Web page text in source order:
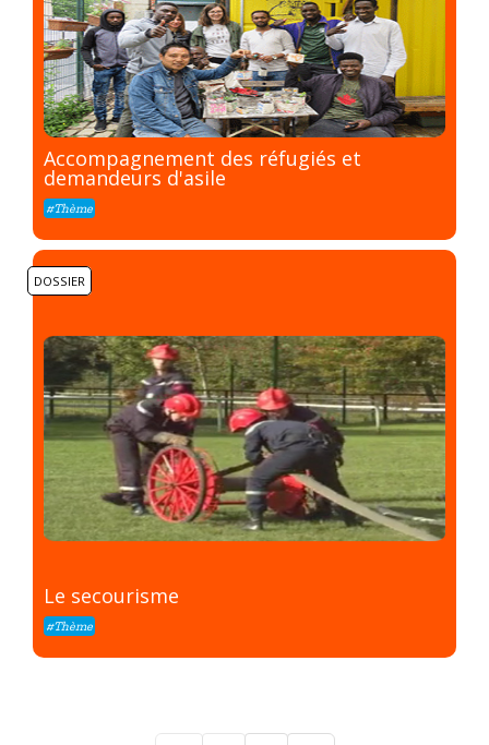
Accompagnement des réfugiés et
demandeurs d'asile
#Thème
DOSSIER
Le secourisme
#Thème